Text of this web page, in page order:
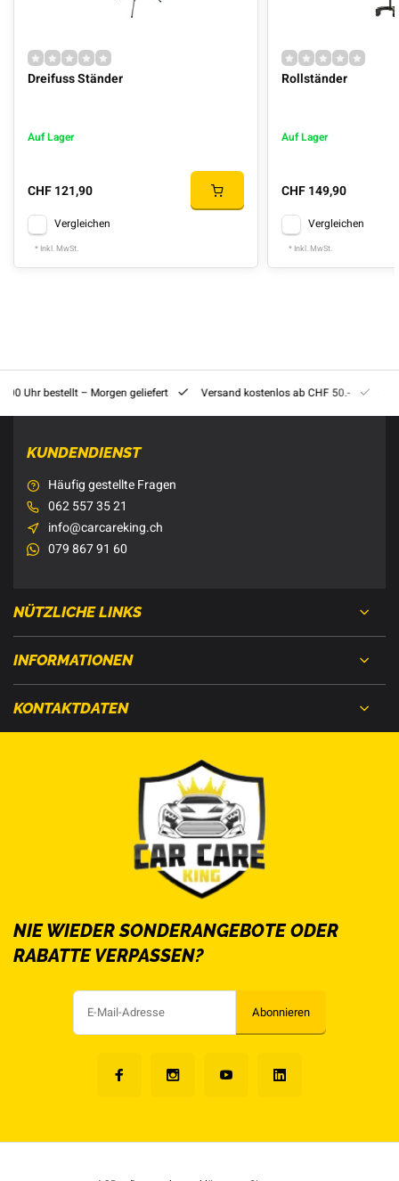
Dreifuss Ständer
Auf Lager
CHF 121,90
Vergleichen
* Inkl. MwSt.
Rollständer
Auf Lager
CHF 149,90
Vergleichen
* Inkl. MwSt.
Uhr bestellt – Morgen geliefert Versand kostenlos ab CHF 50.-
KUNDENDIENST
Häufig gestellte Fragen
062 557 35 21
info@carcareking.ch
079 867 91 60
NÜTZLICHE LINKS
INFORMATIONEN
KONTAKTDATEN
NIE WIEDER SONDERANGEBOTE ODER
RABATTE VERPASSEN?
Abonnieren